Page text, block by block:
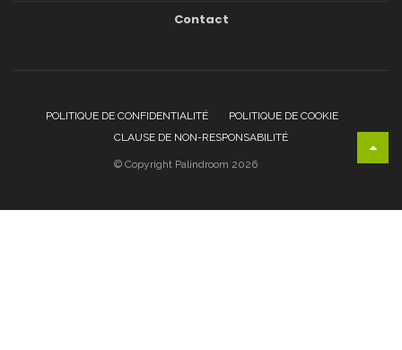
Contact
POLITIQUE DE CONFIDENTIALITÉ
POLITIQUE DE COOKIE
CLAUSE DE NON-RESPONSABILITÉ
© Copyright Palindroom 2026